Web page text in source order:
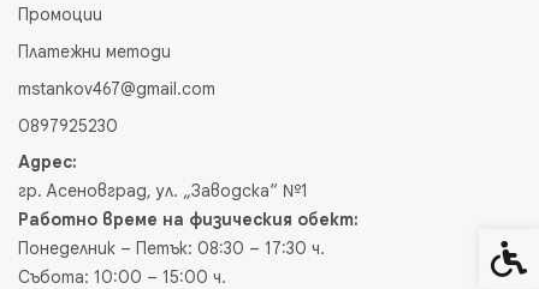
Промоции
Платежни методи
mstankov467@gmail.com
0897925230
Адрес:
гр. Асеновград, ул. „Заводска“ №1
Работно време на физическия обект:
Понеделник – Петък: 08:30 – 17:30 ч.
Събота: 10:00 – 15:00 ч.